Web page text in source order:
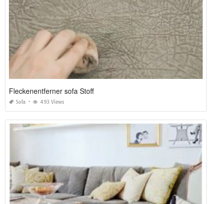
Fleckenentferner sofa Stoff
Sofa 493 Views